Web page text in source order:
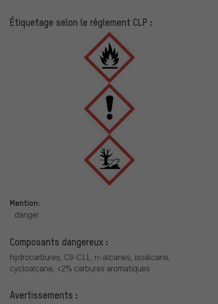
Étiquetage selon le réglement CLP :
Mention:
danger
Composants dangereux :
hydrocarbures, C9-C11, n-alcanes, isoalcane,
cycloalcane, <2% carbures aromatiques
Avertissements :